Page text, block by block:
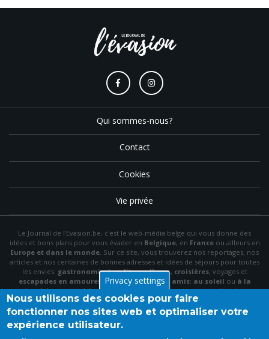
Qui sommes-nous?
Contact
Cookies
Vie privée
Le Journal de l'Evasion.be, c'est le web-média belge qui vous donne des
idées et bons plans pour vous évader en Belgique, en Franceou ailleurs en
Europe et dans le monde . Sur ce site, vous trouverez nos reportages, nos
articles et nos centaines de bonnes adresses et idées de séjours pour toutes
les envies: gastronomie,insolite,wellness, croisières, voyages et
escapades en amoureux,en famille,entre amis; au soleil ou à la
neige,à la merouà la montagne à la campagneou encitytrip, en
hôtel, en gîteou enchambre d'hôte…
N'hésitez pas à utiliser le menu et la barre de recherche pour trouver le bon
plan idéal parmi nos articles et archives, à "aimer" notre
Privacy settings
Nous utilisons des cookies pour faire
fonctionner nos sites web et optimaliser votre
expérience utilisateur.